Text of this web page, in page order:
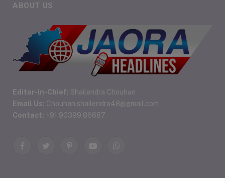
ABOUT US
Editor-in-Chief: Shailendra Chouhan
Email Us: Chouhan.shailendra48@gmail.com
Contact: +91 90399 86687
FacebookTwitterPinterestYouTubeWhatsApp